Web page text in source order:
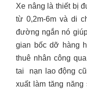
Xe nâng là thiết bị
từ 0,2m-6m và di
đường ngắn nó
gian bốc dỡ hàng
thuê nhân công
tai nạn lao động
xuất làm tăng